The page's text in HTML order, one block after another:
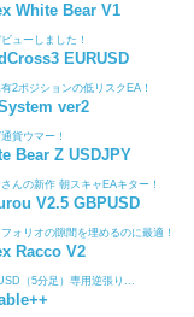
White Bear V1
ューしました！
EURUSD
2ポジションの低リスクEA！
ver2
貨ウマー！
Bear Z USDJPY
んの新作 朝スキャEAキター！
V2.5 GBPUSD
ォリオの隙間を埋めるのに最適！
Racco V2
（5分足）専用逆張り...